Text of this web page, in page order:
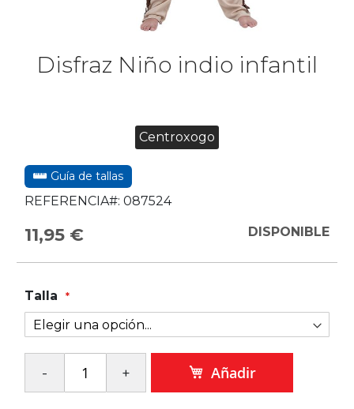
Disfraz Niño indio infantil
Centroxogo
Guía de tallas
REFERENCIA#: 087524
11,95 € DISPONIBLE
Talla
Añadir